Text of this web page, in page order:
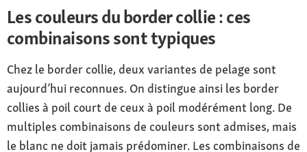
l’avant
Pelage et couleur
culotte, sous-poil dense, poil de couverture
résistant aux intempéries ; nombreuses
variantes de couleur, jamais de blanc
prédominant
Les couleurs du border collie : ces
combinaisons sont typiques
Chez le border collie, deux variantes de pelage sont
aujourd’hui reconnues. On distingue ainsi les border
collies à poil court de ceux à poil modérément long. De
multiples combinaisons de couleurs sont admises, mais
le blanc ne doit jamais prédominer. Les combinaisons de